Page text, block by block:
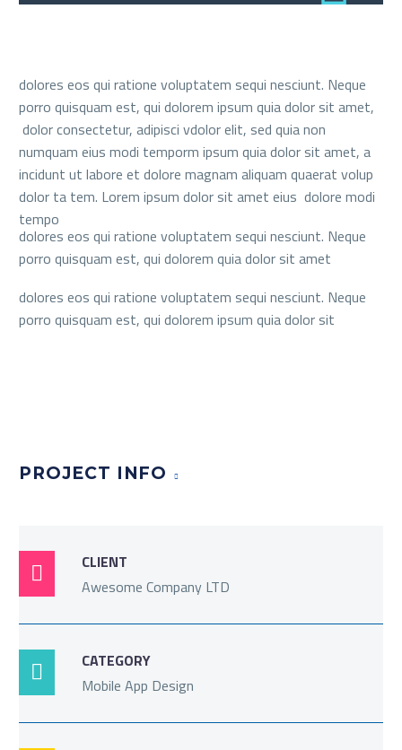
dolores eos qui ratione voluptatem sequi nesciunt. Neque
porro quisquam est, qui dolorem ipsum quia dolor sit amet,
dolor consectetur, adipisci vdolor elit, sed quia non
numquam eius modi temporm ipsum quia dolor sit amet, a
incidunt ut labore et dolore magnam aliquam quaerat volup
dolor ta tem. Lorem ipsum dolor sit amet eius dolore modi
tempo
dolores eos qui ratione voluptatem sequi nesciunt. Neque
porro quisquam est, qui dolorem quia dolor sit amet
dolores eos qui ratione voluptatem sequi nesciunt. Neque
porro quisquam est, qui dolorem ipsum quia dolor sit
PROJECT INFO

CLIENT
Awesome Company LTD

CATEGORY
Mobile App Design